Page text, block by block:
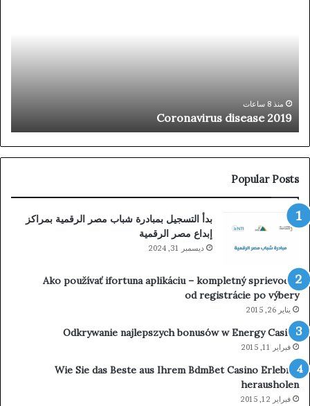
منذ 8 ساعات
Coronavirus disease 2019
من
Popular Posts
بدأ التسجيل بمبادرة شباب مصر الرقمية بمراكز
إبداع مصر الرقمية
ديسمبر 31, 2024
Ako používať ifortuna aplikáciu – kompletný sprievodca
od registrácie po výbery
يناير 26, 2015
Odkrywanie najlepszych bonusów w Energy Casino
فبراير 11, 2015
Wie Sie das Beste aus Ihrem BdmBet Casino Erlebnis
herausholen
فبراير 12, 2015